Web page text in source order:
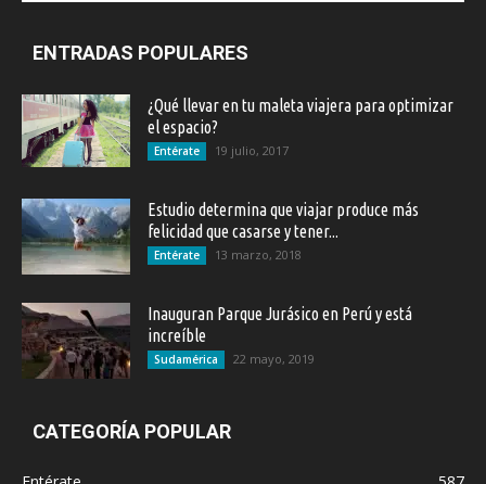
ENTRADAS POPULARES
¿Qué llevar en tu maleta viajera para optimizar
el espacio?
Entérate 19 julio, 2017
Estudio determina que viajar produce más
felicidad que casarse y tener...
Entérate 13 marzo, 2018
Inauguran Parque Jurásico en Perú y está
increíble
Sudamérica 22 mayo, 2019
CATEGORÍA POPULAR